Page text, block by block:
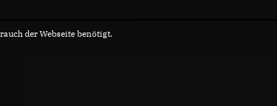
der Webseite benötigt.